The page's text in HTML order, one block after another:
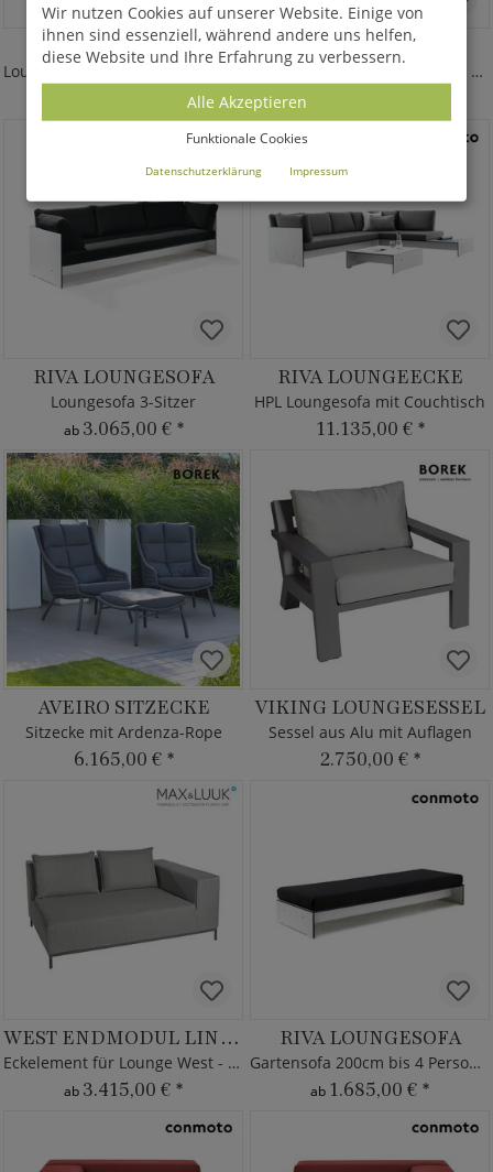
WEST HOCKER LIAM DAYBED
Daybed aus Teakholz - Max & Luuk
RIVA LOUNGESOFA
Loungesofa 3-Sitzer
ab 3.065,00 € *
RIVA LOUNGEECKE
HPL Loungesofa mit Couchtisch
11.135,00 € *
AVEIRO SITZECKE
Sitzecke mit Ardenza-Rope
6.165,00 € *
VIKING LOUNGESESSEL
Sessel aus Alu mit Auflagen
2.750,00 € *
WEST ENDMODUL LINKS
Eckelement für Lounge West - 2-Sitzer
ab 3.415,00 € *
RIVA LOUNGESOFA
Gartensofa 200cm bis 4 Personen
ab 1.685,00 € *
Wir nutzen Cookies auf unserer Website. Einige von
ihnen sind essenziell, während andere uns helfen,
diese Website und Ihre Erfahrung zu verbessern.
Alle Akzeptieren
Funktionale Cookies
Datenschutzerklärung Impressum